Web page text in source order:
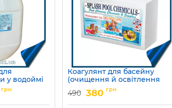
у водоймі
грн
Коагулянт для басейну
(очищення й освітлення
каламутної води)
Артикул: 15049705
490 380 грн